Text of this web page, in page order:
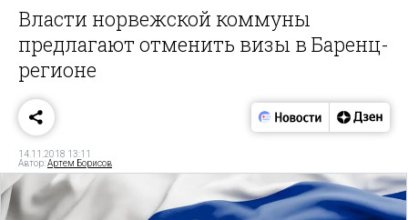
Власти норвежской коммуны
предлагают отменить визы в Баренц-
регионе
14.11.2018 13:11
Автор:Артем Борисов